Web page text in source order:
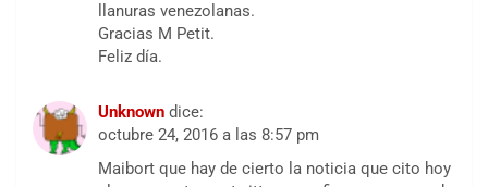
llanuras venezolanas.
Gracias M Petit.
Feliz día.
Unknown dice:
octubre 24, 2016 a las 8:57 pm
Maibort que hay de cierto la noticia que cito hoy